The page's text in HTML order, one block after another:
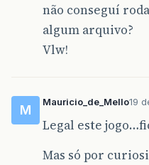
não conseguí
algum arquivo?
Vlw!
M
Mauricio_de_Mello19
Legal este
Mas só por